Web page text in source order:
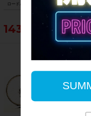
ロードバイク XSサイズ 2×11速 ブラッ
ク×ホワイト（サイクルパラダイス山口
143,990円